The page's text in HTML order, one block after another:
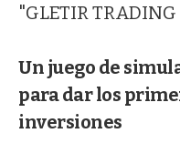
"GLETIR
Un juego de
para dar los
inversiones